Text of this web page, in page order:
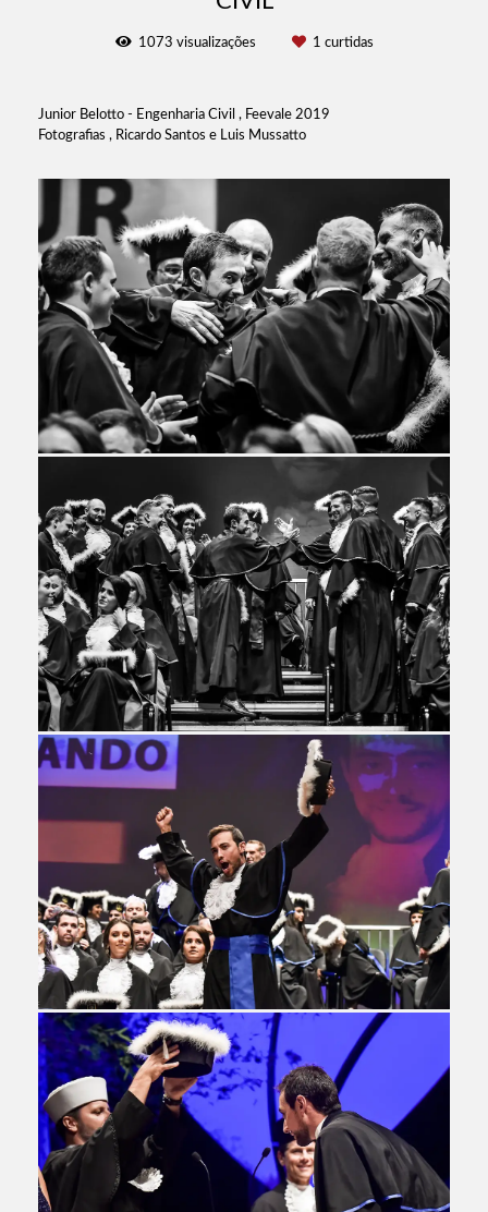
1073 visualizações 1 curtidas
Junior Belotto - Engenharia Civil , Feevale 2019
Fotografias , Ricardo Santos e Luis Mussatto